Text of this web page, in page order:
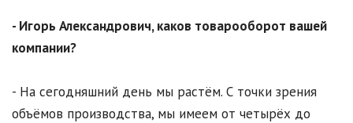
- Игорь Александрович, каков товарооборот вашей
компании?
- На сегодняшний день мы растём. С точки зрения
объёмов производства, мы имеем от четырёх до